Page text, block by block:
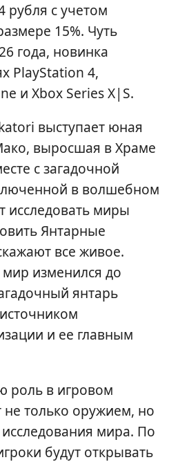
рубля с учетом
15%. Чуть
года, новинка
PlayStation 4,
и Xbox Series X|S.
выступает юная
выросшая в Храме
с загадочной
в волшебном
исследовать миры
Янтарные
все живое.
изменился до
янтарь
и ее главным
роль в игровом
не только оружием, но
мира. По
будут открывать